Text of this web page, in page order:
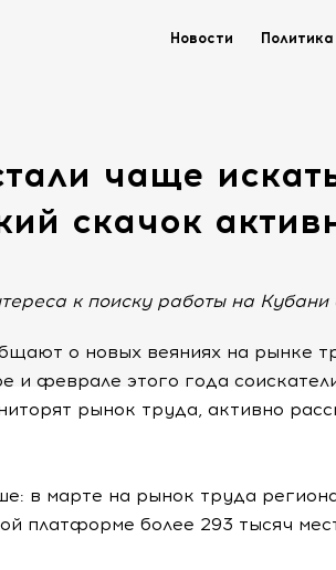
Новости Политика
чаще
скачок
к поиску работы на Кубани
о новых веяниях на рынке
и феврале этого года
рынок труда, активно
в марте на рынок труда
платформе более 293 тысяч